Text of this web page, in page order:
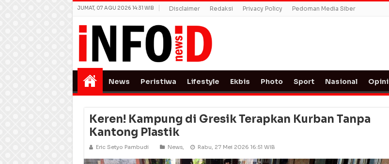
JUMAT, 07 AGU 2026 14:31 WIB Disclaimer Redaksi Privacy Policy Pedoman Media Siber
News Peristiwa Lifestyle Ekbis Photo Sport Nasional Opini
Keren! Kampung di Gresik Terapkan Kurban Tanpa
Kantong Plastik
Eric Setyo Pambudi News, Rabu, 27 Mei 2026 16:51 WIB